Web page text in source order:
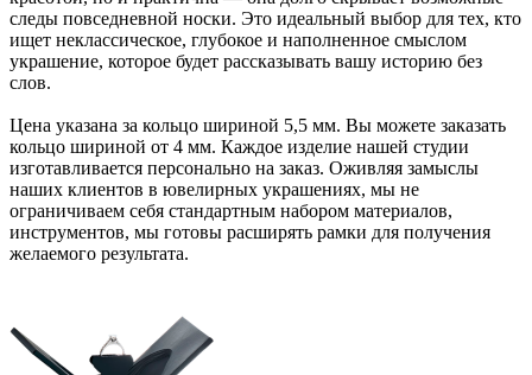
следы повседневной носки. Это идеальный выбор для тех, кто
ищет неклассическое, глубокое и наполненное смыслом
украшение, которое будет рассказывать вашу историю без
слов.
Цена указана за кольцо шириной 5,5 мм. Вы можете заказать
кольцо шириной от 4 мм. Каждое изделие нашей студии
изготавливается персонально на заказ. Оживляя замыслы
наших клиентов в ювелирных украшениях, мы не
ограничиваем себя стандартным набором материалов,
инструментов, мы готовы расширять рамки для получения
желаемого результата.